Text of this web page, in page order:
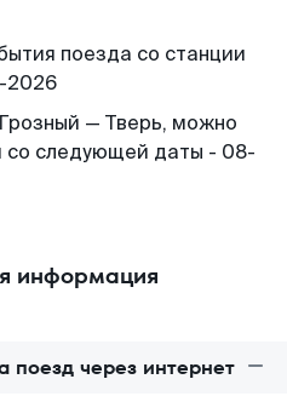
поезда со станции
2026
— Тверь, можно
со следующей даты - 08-
информация
через интернет